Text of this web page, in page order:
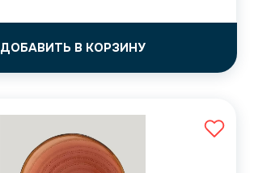
ДОБАВИТЬ В КОРЗИНУ